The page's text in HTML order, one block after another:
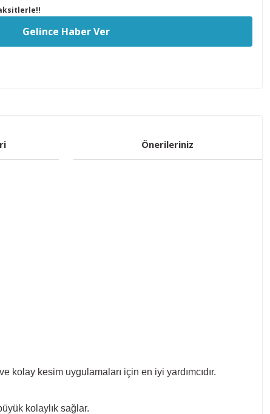
Gelince Haber Ver
Önerileriniz
kolay kesim uygulamaları için en iyi yardımcıdır.
kolaylık sağlar.